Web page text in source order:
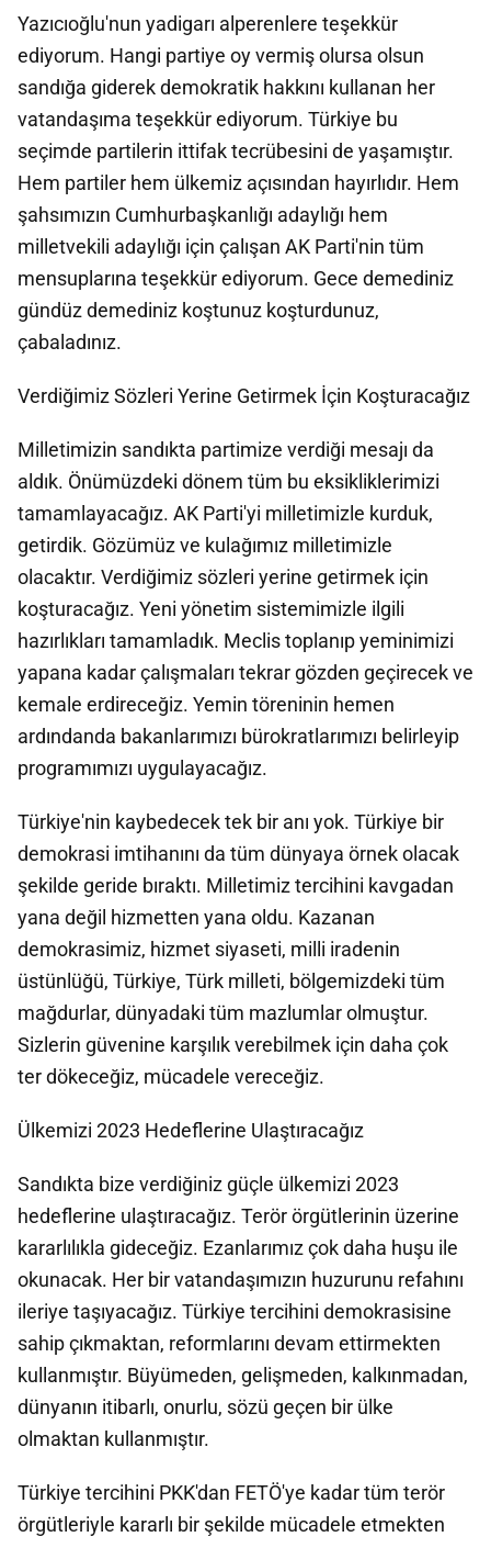
Yazıcıoğlu'nun yadigarı alperenlere teşekkür
ediyorum. Hangi partiye oy vermiş olursa olsun
sandığa giderek demokratik hakkını kullanan her
vatandaşıma teşekkür ediyorum. Türkiye bu
seçimde partilerin ittifak tecrübesini de yaşamıştır.
Hem partiler hem ülkemiz açısından hayırlıdır. Hem
şahsımızın Cumhurbaşkanlığı adaylığı hem
milletvekili adaylığı için çalışan AK Parti'nin tüm
mensuplarına teşekkür ediyorum. Gece demediniz
gündüz demediniz koştunuz koşturdunuz,
çabaladınız.
Verdiğimiz Sözleri Yerine Getirmek İçin Koşturacağız
Milletimizin sandıkta partimize verdiği mesajı da
aldık. Önümüzdeki dönem tüm bu eksikliklerimizi
tamamlayacağız. AK Parti'yi milletimizle kurduk,
getirdik. Gözümüz ve kulağımız milletimizle
olacaktır. Verdiğimiz sözleri yerine getirmek için
koşturacağız. Yeni yönetim sistemimizle ilgili
hazırlıkları tamamladık. Meclis toplanıp yeminimizi
yapana kadar çalışmaları tekrar gözden geçirecek ve
kemale erdireceğiz. Yemin töreninin hemen
ardındanda bakanlarımızı bürokratlarımızı belirleyip
programımızı uygulayacağız.
Türkiye'nin kaybedecek tek bir anı yok. Türkiye bir
demokrasi imtihanını da tüm dünyaya örnek olacak
şekilde geride bıraktı. Milletimiz tercihini kavgadan
yana değil hizmetten yana oldu. Kazanan
demokrasimiz, hizmet siyaseti, milli iradenin
üstünlüğü, Türkiye, Türk milleti, bölgemizdeki tüm
mağdurlar, dünyadaki tüm mazlumlar olmuştur.
Sizlerin güvenine karşılık verebilmek için daha çok
ter dökeceğiz, mücadele vereceğiz.
Ülkemizi 2023 Hedeflerine Ulaştıracağız
Sandıkta bize verdiğiniz güçle ülkemizi 2023
hedeflerine ulaştıracağız. Terör örgütlerinin üzerine
kararlılıkla gideceğiz. Ezanlarımız çok daha huşu ile
okunacak. Her bir vatandaşımızın huzurunu refahını
ileriye taşıyacağız. Türkiye tercihini demokrasisine
sahip çıkmaktan, reformlarını devam ettirmekten
kullanmıştır. Büyümeden, gelişmeden, kalkınmadan,
dünyanın itibarlı, onurlu, sözü geçen bir ülke
olmaktan kullanmıştır.
Türkiye tercihini PKK'dan FETÖ'ye kadar tüm terör
örgütleriyle kararlı bir şekilde mücadele etmekten